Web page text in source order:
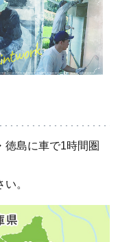
徳島に車で1時間圏
。